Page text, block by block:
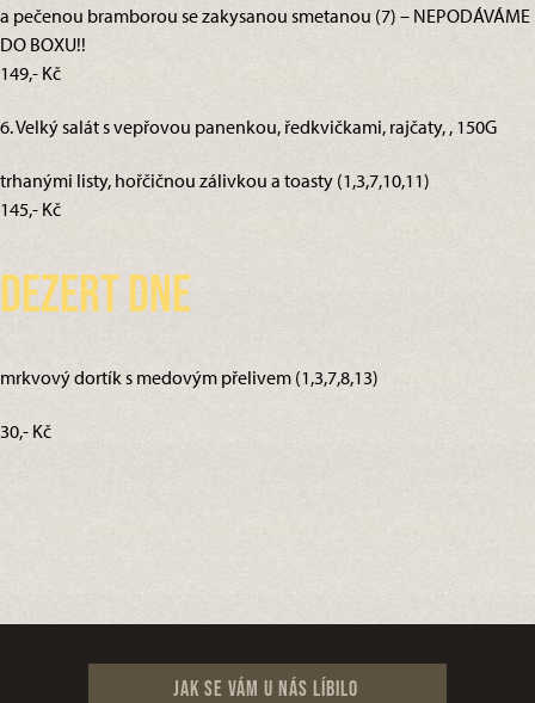
a pečenou bramborou se zakysanou smetanou (7) – NEPODÁVÁME
DO BOXU!!
149,- Kč
6. Velký salát s vepřovou panenkou, ředkvičkami, rajčaty, , 150G
trhanými listy, hořčičnou zálivkou a toasty (1,3,7,10,11)
145,- Kč
Dezert dne
mrkvový dortík s medovým přelivem (1,3,7,8,13)
30,- Kč
Jak se vám u nás líbilo